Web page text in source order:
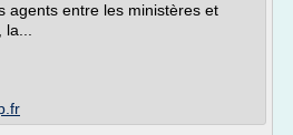
agents entre les ministères et